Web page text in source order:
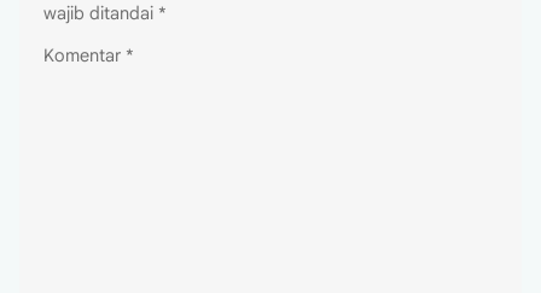
wajib ditandai *
Komentar *